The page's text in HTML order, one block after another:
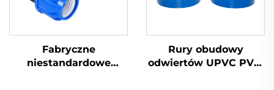
Fabryczne
niestandardowe
Rury obudowy
odwiertów UPVC PVC,